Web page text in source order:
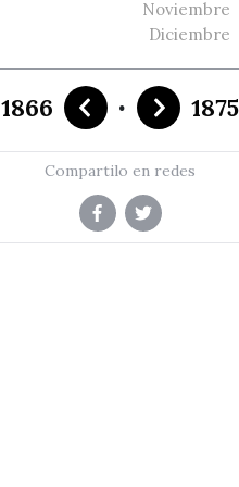
Noviembre
Diciembre
1866 · 1875
Compartilo en redes